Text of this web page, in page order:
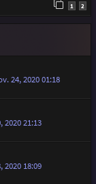
1 2
24, 2020 01:18
2020 21:13
2020 18:09